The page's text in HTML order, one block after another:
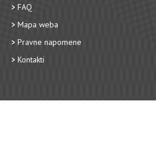
FAQ
Mapa weba
Pravne napomene
Kontakti